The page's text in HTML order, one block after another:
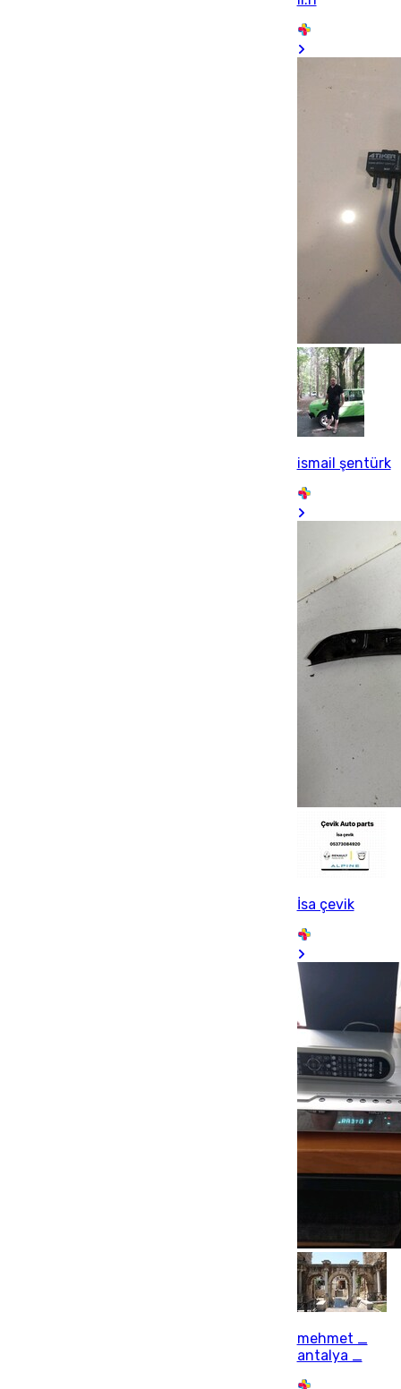
ismail şentürk
İsa çevik
mehmet _
antalya _